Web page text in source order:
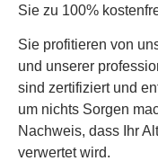
Sie zu 100%
Sie profitieren von
und unserer
sind zertifiziert und
um nichts Sorgen
Nachweis, dass Ihr
verwertet wird.